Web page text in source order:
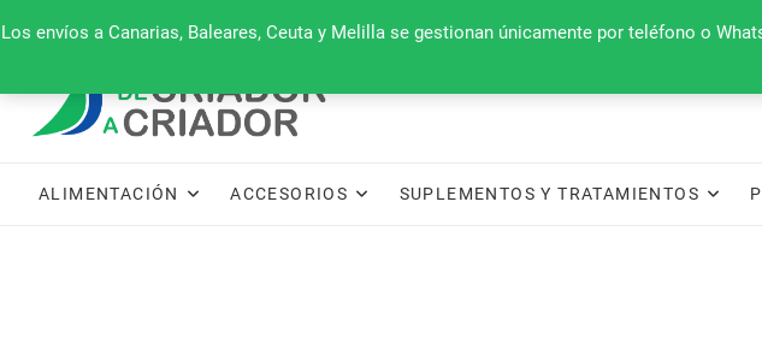
Los envíos a Canarias, Baleares, Ceuta y Melilla se gestionan únicamente por teléfono o
al
660 079 911
ALIMENTACIÓN ACCESORIOS SUPLEMENTOS Y TRATAMIENTOS